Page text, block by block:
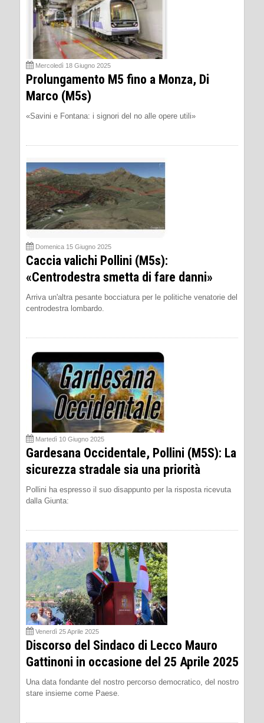
Mercoledì 18 Giugno 2025
Prolungamento M5 fino a Monza, Di
Marco (M5s)
«Savini e Fontana: i signori del no alle opere utili»
Domenica 15 Giugno 2025
Caccia valichi Pollini (M5s):
«Centrodestra smetta di fare danni»
Arriva un'altra pesante bocciatura per le politiche venatorie del
centrodestra lombardo.
Martedì 10 Giugno 2025
Gardesana Occidentale, Pollini (M5S): La
sicurezza stradale sia una priorità
Pollini ha espresso il suo disappunto per la risposta ricevuta
dalla Giunta:
Venerdì 25 Aprile 2025
Discorso del Sindaco di Lecco Mauro
Gattinoni in occasione del 25 Aprile 2025
Una data fondante del nostro percorso democratico, del nostro
stare insieme come Paese.